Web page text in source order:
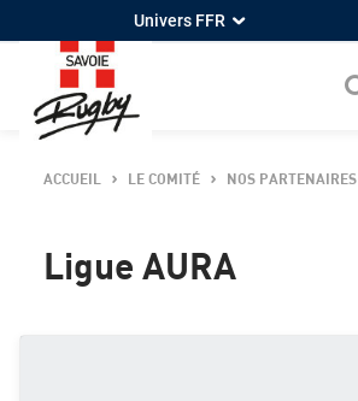
Univers FFR
ACCUEIL LE COMITÉ NOS PARTENAIRES
Ligue AURA